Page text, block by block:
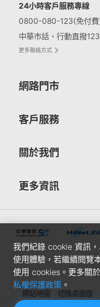
24小時客戶服務專線
0800-080-123(免付費
中華市話、行動直撥
更多聯絡方式
網路門市
客戶服務
關於我們
更多資訊
網站地圖 切換桌面版
我們紀錄 cookie 資訊
使用體驗，若繼續閱覽
使用 cookies。更多關
私權保護政策。